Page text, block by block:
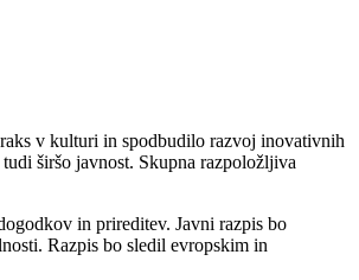
v kulturi in spodbudilo razvoj inovativnih
širšo javnost. Skupna razpoložljiva
in prireditev. Javni razpis bo
Razpis bo sledil evropskim in